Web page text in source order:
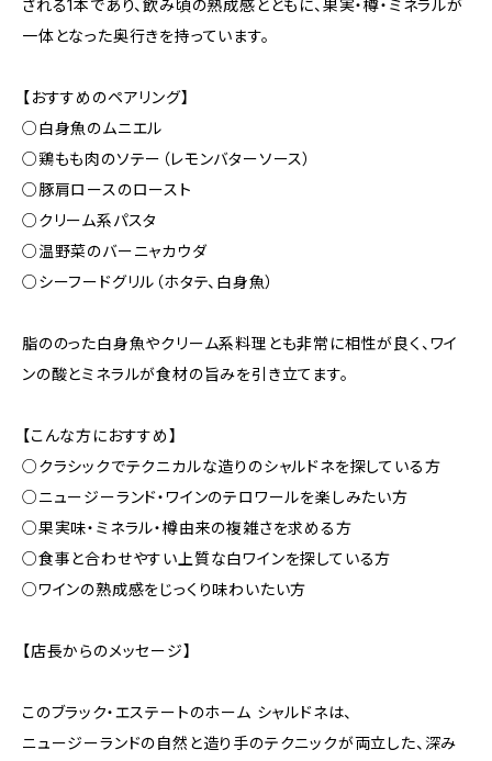
される1本であり、飲み頃の熟成感とともに、果実・樽・ミネラルが
一体となった奥行きを持っています。
【おすすめのペアリング】
○白身魚のムニエル
○鶏もも肉のソテー（レモンバターソース）
○豚肩ロースのロースト
○クリーム系パスタ
○温野菜のバーニャカウダ
○シーフードグリル（ホタテ、白身魚）
脂ののった白身魚やクリーム系料理とも非常に相性が良く、ワイ
ンの酸とミネラルが食材の旨みを引き立てます。
【こんな方におすすめ】
○クラシックでテクニカルな造りのシャルドネを探している方
○ニュージーランド・ワインのテロワールを楽しみたい方
○果実味・ミネラル・樽由来の複雑さを求める方
○食事と合わせやすい上質な白ワインを探している方
○ワインの熟成感をじっくり味わいたい方
【店長からのメッセージ】
このブラック・エステートのホーム シャルドネは、
ニュージーランドの自然と造り手のテクニックが両立した、深み